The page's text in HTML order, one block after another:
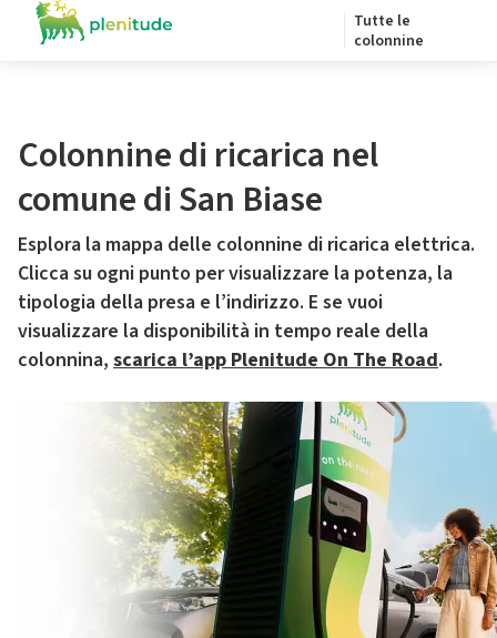
Tutte le
colonnine
Colonnine di ricarica nel
comune di San Biase
Esplora la mappa delle colonnine di ricarica elettrica.
Clicca su ogni punto per visualizzare la potenza, la
tipologia della presa e l’indirizzo. E se vuoi
visualizzare la disponibilità in tempo reale della
colonnina, scarica l’app Plenitude On The Road.